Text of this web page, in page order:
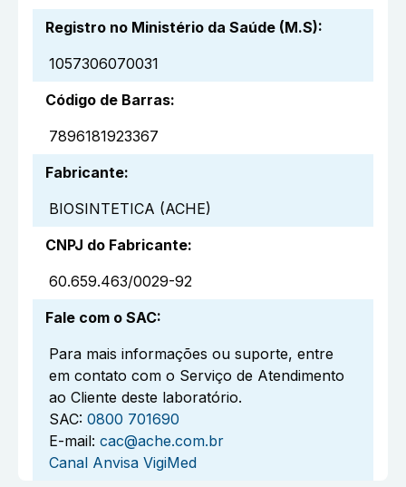
Registro no Ministério da Saúde (M.S):
1057306070031
Código de Barras:
7896181923367
Fabricante:
BIOSINTETICA (ACHE)
CNPJ do Fabricante:
60.659.463/0029-92
Fale com o SAC:
Para mais informações ou suporte, entre
em contato com o Serviço de Atendimento
ao Cliente deste laboratório.
SAC: 0800 701690
E-mail: cac@ache.com.br
Canal Anvisa VigiMed